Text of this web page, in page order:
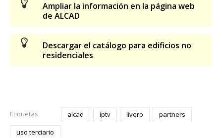
Ampliar la información en la página web
de ALCAD
Descargar el catálogo para edificios no
residenciales
Etiquetas alcad iptv livero
partners
uso terciario